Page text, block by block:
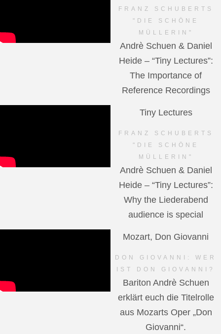
FRANZ SCHUBERTS
"DIE SCHÖNE
MÜLLERIN"
Andrè Schuen & Daniel
Heide – “Tiny Lectures”:
The Importance of
Reference Recordings
Tiny Lectures
FRANZ SCHUBERTS
"DIE SCHÖNE
MÜLLERIN"
Andrè Schuen & Daniel
Heide – “Tiny Lectures”:
Why the Liederabend
audience is special
Mozart, Don Giovanni
DON GIOVANNI: WER
IST DON GIOVANNI?
Bariton Andrè Schuen
erklärt euch die Titelrolle
aus Mozarts Oper „Don
Giovanni“.